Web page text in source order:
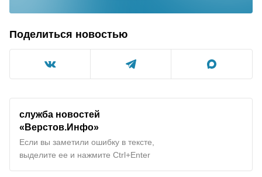
Поделиться новостью
служба новостей
«Верстов.Инфо»
Если вы заметили ошибку в тексте,
выделите ее и нажмите Ctrl+Enter